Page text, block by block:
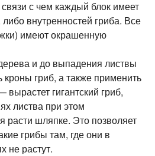
с чем каждый блок имеет
внутренностей гриба. Все
имеют окрашенную
и до выпадения листвы
кроны гриб, а также применить
вырастет гигантский гриб,
листва при этом
расти шляпке. Это позволяет
грибы там, где они в
не растут.